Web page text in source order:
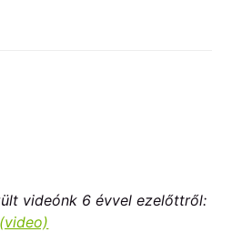
videónk 6 évvel ezelőttről: